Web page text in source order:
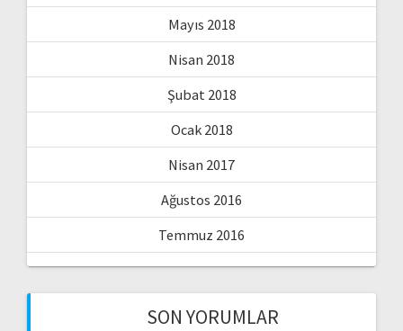
Mayıs 2018
Nisan 2018
Şubat 2018
Ocak 2018
Nisan 2017
Ağustos 2016
Temmuz 2016
SON YORUMLAR